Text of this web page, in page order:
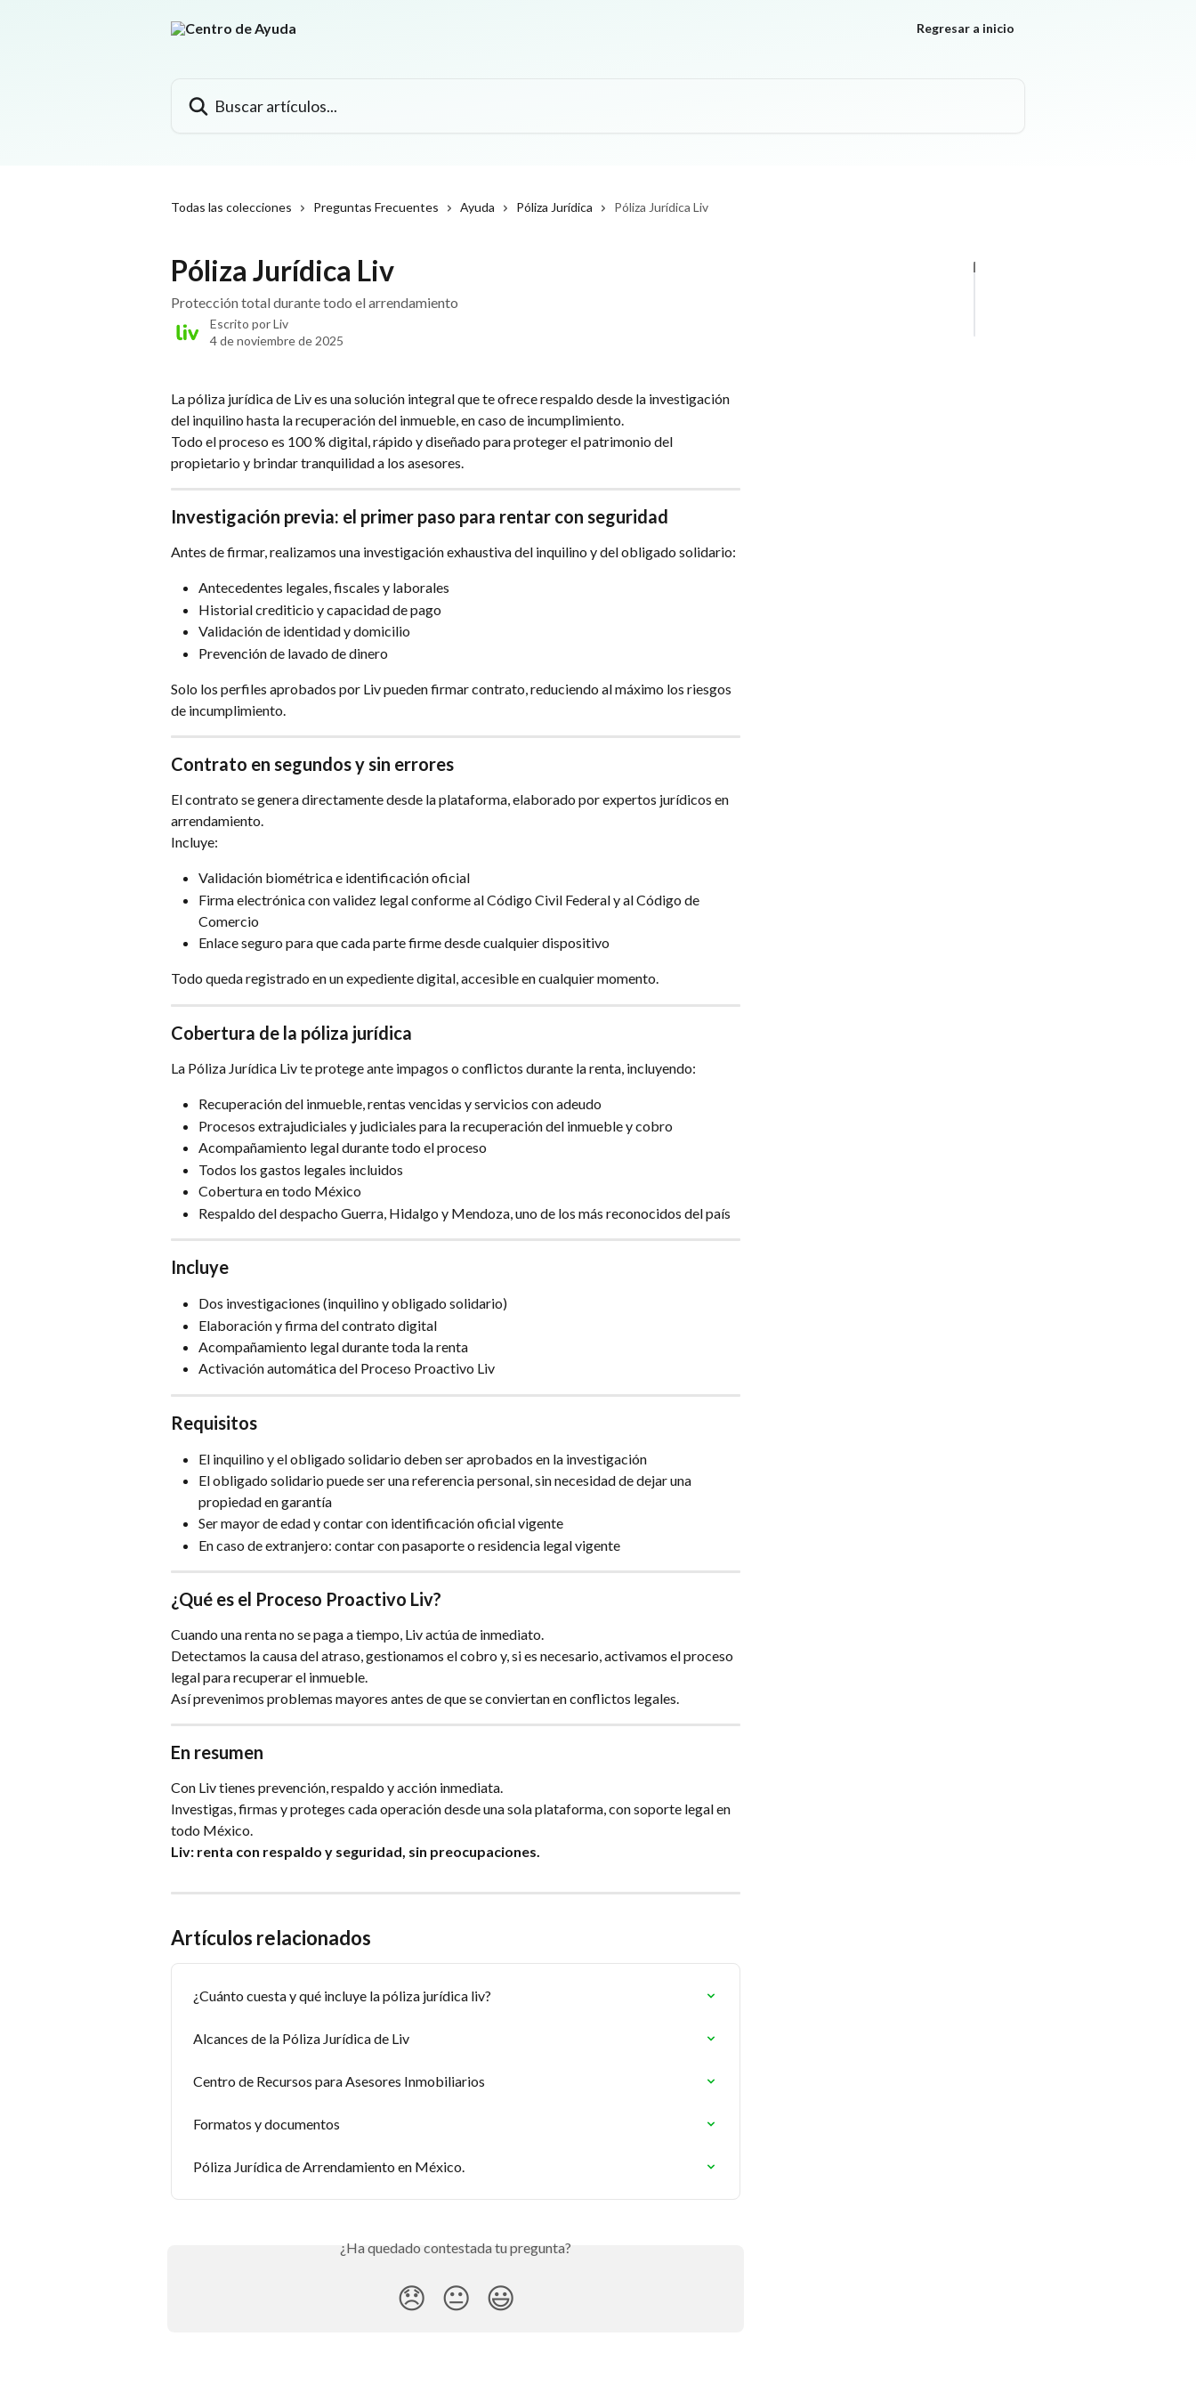
Regresar a inicio
Todas las colecciones Preguntas Frecuentes Ayuda Póliza Jurídica Póliza Jurídica Liv
Póliza Jurídica Liv
Protección total durante todo el arrendamiento
Escrito porLiv
4 de noviembre de 2025
La póliza jurídica de Liv es una solución integral que te ofrece respaldo desde la investigación
del inquilino hasta la recuperación del inmueble, en caso de incumplimiento.
Todo el proceso es 100 % digital, rápido y diseñado para proteger el patrimonio del
propietario y brindar tranquilidad a los asesores.
Investigación previa: el primer paso para rentar con seguridad
Antes de firmar, realizamos una investigación exhaustiva del inquilino y del obligado solidario:
Antecedentes legales, fiscales y laborales
Historial crediticio y capacidad de pago
Validación de identidad y domicilio
Prevención de lavado de dinero
Solo los perfiles aprobados por Liv pueden firmar contrato, reduciendo al máximo los riesgos
de incumplimiento.
Contrato en segundos y sin errores
El contrato se genera directamente desde la plataforma, elaborado por expertos jurídicos en
arrendamiento.
Incluye:
Validación biométrica e identificación oficial
Firma electrónica con validez legal conforme al Código Civil Federal y al Código de
Comercio
Enlace seguro para que cada parte firme desde cualquier dispositivo
Todo queda registrado en un expediente digital, accesible en cualquier momento.
Cobertura de la póliza jurídica
La Póliza Jurídica Liv te protege ante impagos o conflictos durante la renta, incluyendo:
Recuperación del inmueble, rentas vencidas y servicios con adeudo
Procesos extrajudiciales y judiciales para la recuperación del inmueble y cobro
Acompañamiento legal durante todo el proceso
Todos los gastos legales incluidos
Cobertura en todo México
Respaldo del despacho Guerra, Hidalgo y Mendoza, uno de los más reconocidos del país
Incluye
Dos investigaciones (inquilino y obligado solidario)
Elaboración y firma del contrato digital
Acompañamiento legal durante toda la renta
Activación automática del Proceso Proactivo Liv
Requisitos
El inquilino y el obligado solidario deben ser aprobados en la investigación
El obligado solidario puede ser una referencia personal, sin necesidad de dejar una
propiedad en garantía
Ser mayor de edad y contar con identificación oficial vigente
En caso de extranjero: contar con pasaporte o residencia legal vigente
¿Qué es el Proceso Proactivo Liv?
Cuando una renta no se paga a tiempo, Liv actúa de inmediato.
Detectamos la causa del atraso, gestionamos el cobro y, si es necesario, activamos el proceso
legal para recuperar el inmueble.
Así prevenimos problemas mayores antes de que se conviertan en conflictos legales.
En resumen
Con Liv tienes prevención, respaldo y acción inmediata.
Investigas, firmas y proteges cada operación desde una sola plataforma, con soporte legal en
todo México.
Liv: renta con respaldo y seguridad, sin preocupaciones.
Artículos relacionados
¿Cuánto cuesta y qué incluye la póliza jurídica liv?
Alcances de la Póliza Jurídica de Liv
Centro de Recursos para Asesores Inmobiliarios
Formatos y documentos
Póliza Jurídica de Arrendamiento en México.
¿Ha quedado contestada tu pregunta?
😞 😐 😃